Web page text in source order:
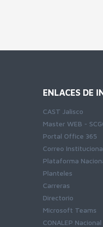
ENLACES DE
CAST Jalisco
Master WEB -
Portal Office 365
Correo
Plataforma
Planteles
Carreras
Directorio
Microsoft Teams
CONALEP Nacional